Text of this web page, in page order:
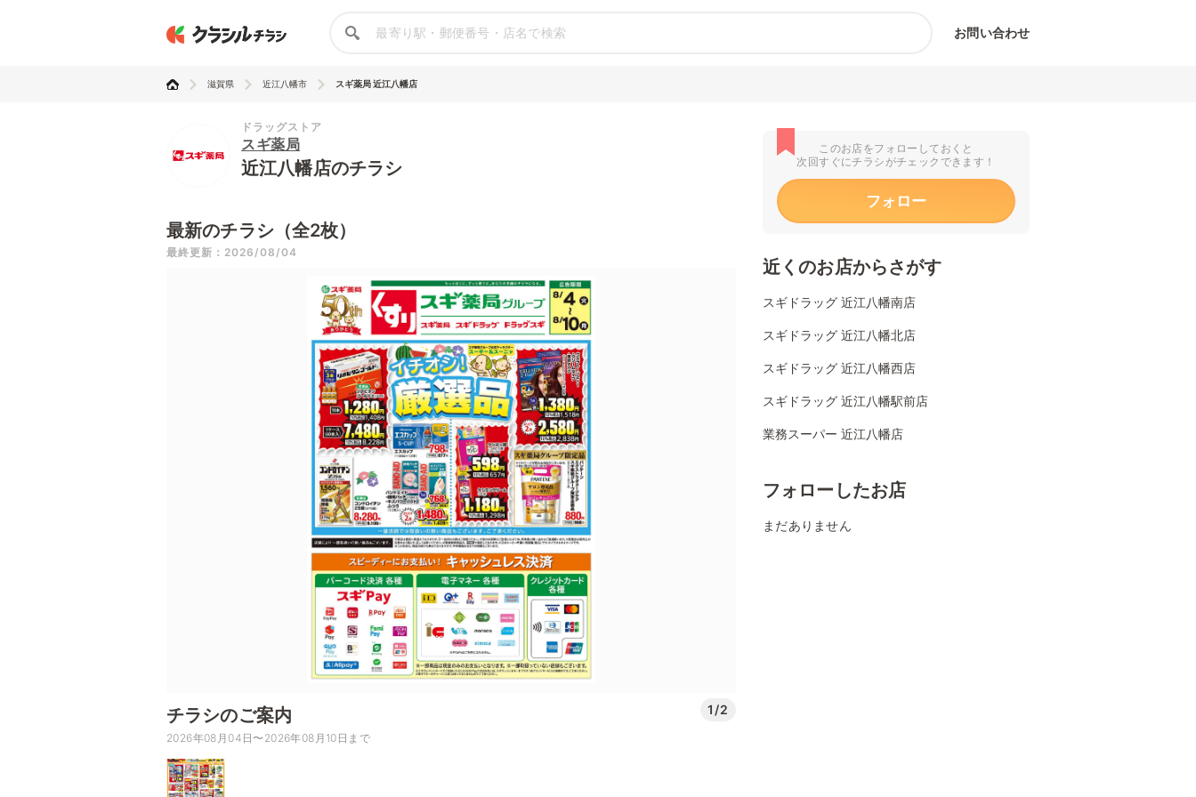
お問い合わせ
滋賀県 近江八幡市 スギ薬局 近江八幡店
ドラッグストア
スギ薬局
近江八幡店のチラシ
最新のチラシ（全2枚）
最終更新：2026/08/04
チラシのご案内 1/2
2026年08月04日〜2026年08月10日まで
このお店をフォローしておくと
次回すぐにチラシがチェックできます！
フォロー
近くのお店からさがす
スギドラッグ 近江八幡南店
スギドラッグ 近江八幡北店
スギドラッグ 近江八幡西店
スギドラッグ 近江八幡駅前店
業務スーパー 近江八幡店
フォローしたお店
まだありません